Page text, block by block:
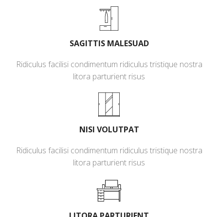
SAGITTIS MALESUAD
Ridiculus facilisi condimentum ridiculus tristique nostra
litora parturient risus
NISI VOLUTPAT
Ridiculus facilisi condimentum ridiculus tristique nostra
litora parturient risus